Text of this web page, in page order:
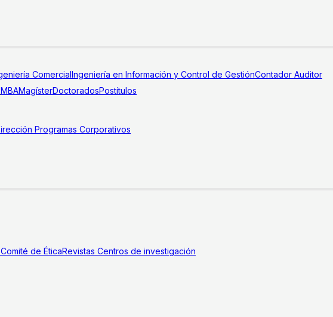
ComercialIngeniería en Información y Control de GestiónContador Auditor
MBAMagísterDoctoradosPostítulos
Programas Corporativos
Comité de ÉticaRevistas Centros de investigación